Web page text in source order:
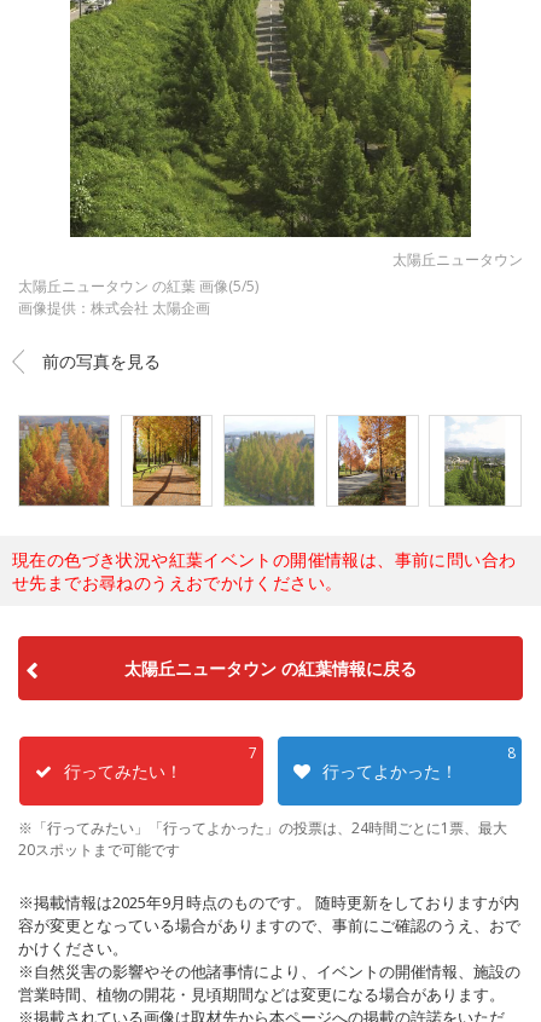
太陽丘ニュータウン
太陽丘ニュータウン の紅葉 画像(5/5)
画像提供：株式会社 太陽企画
前の写真を見る
現在の色づき状況や紅葉イベントの開催情報は、事前に問い合わ
せ先までお尋ねのうえおでかけください。
太陽丘ニュータウン の紅葉情報に戻る
7
行ってみたい！
8
行ってよかった！
※「行ってみたい」「行ってよかった」の投票は、24時間ごとに1票、最大
20スポットまで可能です
※掲載情報は2025年9月時点のものです。 随時更新をしておりますが内
容が変更となっている場合がありますので、事前にご確認のうえ、おで
かけください。
※自然災害の影響やその他諸事情により、イベントの開催情報、施設の
営業時間、植物の開花・見頃期間などは変更になる場合があります。
※掲載されている画像は取材先から本ページへの掲載の許諾をいただ